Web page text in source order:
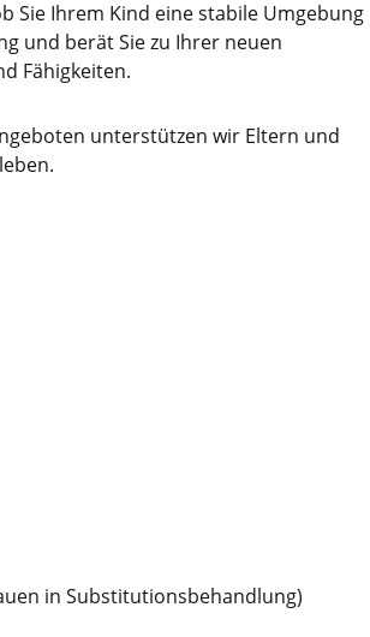
Sie Ihrem Kind eine stabile Umgebung
und berät Sie zu Ihrer neuen
Fähigkeiten.
unterstützen wir Eltern und
in Substitutionsbehandlung)